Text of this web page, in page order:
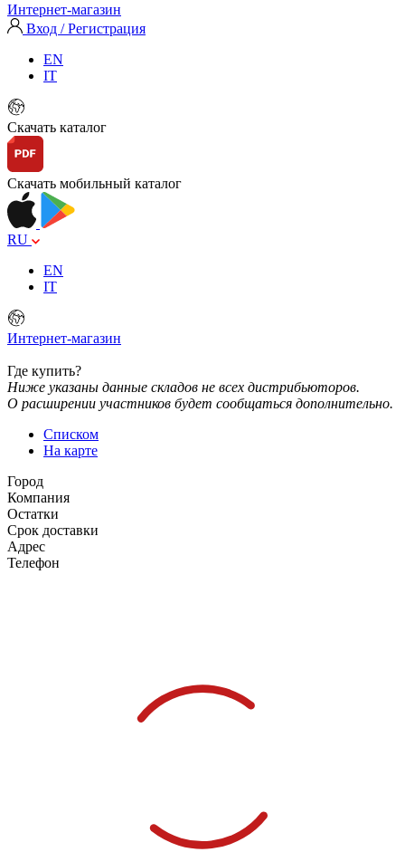
Интернет-магазин
Вход / Регистрация
EN
IT
Скачать каталог
Скачать мобильный каталог
RU
EN
IT
Интернет-магазин
Где купить?
Ниже указаны данные складов не всех дистрибьюторов.
О расширении участников будет сообщаться дополнительно.
Списком
На карте
Город
Компания
Остатки
Срок доставки
Адрес
Телефон